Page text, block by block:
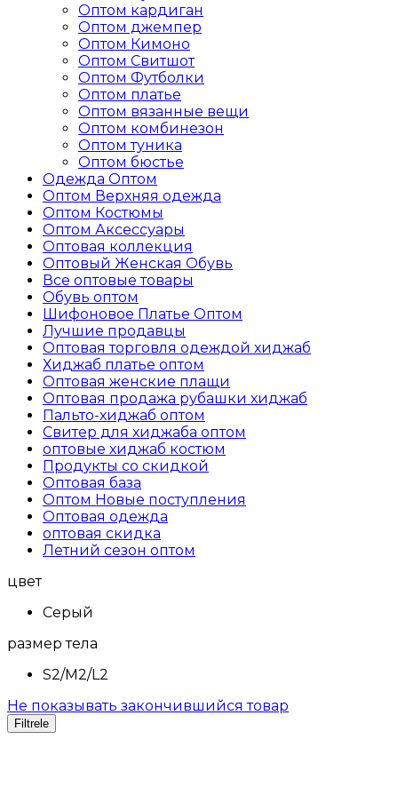
Оптом кардиган
Оптом джемпер
Оптом Кимоно
Оптом Свитшот
Оптом Футболки
Оптом платье
Оптом вязанные вещи
Оптом комбинезон
Оптом туника
Оптом бюстье
Одежда Оптом
Оптом Верхняя одежда
Оптом Костюмы
Оптом Аксессуары
Оптовая коллекция
Oптовый Женская Обувь
Все оптовые товары
Обувь оптом
Шифоновое Платье Оптом
Лучшие продавцы
Оптовая торговля одеждой хиджаб
Хиджаб платье оптом
Оптовая женские плащи
Оптовая продажа рубашки хиджаб
Пальто-хиджаб оптом
Свитер для хиджаба оптом
оптовые хиджаб костюм
Продукты со скидкой
Оптовая база
Оптом Новые поступления
Оптовая одежда
оптовая скидка
Летний сезон оптом
цвет
Серый
размер тела
S2/M2/L2
Не показывать закончившийся товар
Filtrele